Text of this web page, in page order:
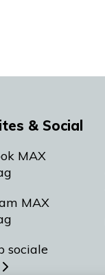
& Social
MAX
MAX
sociale